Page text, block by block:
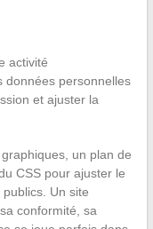
activité
données personnelles
et ajuster la
un plan de
CSS pour ajuster le
Un site
conformité, sa